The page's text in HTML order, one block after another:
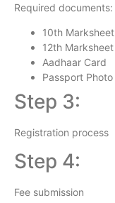
Required documents:
10th Marksheet
12th Marksheet
Aadhaar Card
Passport Photo
Step 3:
Registration process
Step 4:
Fee submission